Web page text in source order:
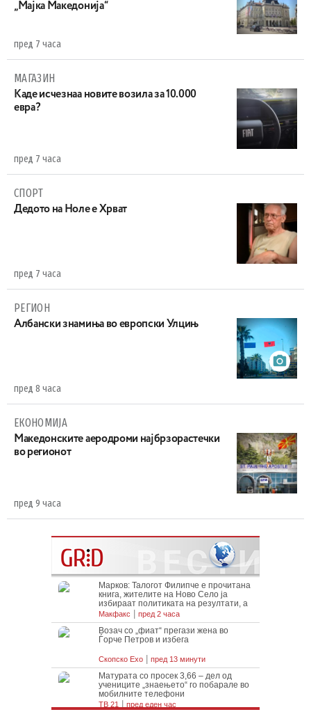
„Мајка Македонија“
пред 7 часа
МАГАЗИН
Каде исчезнаа новите возила за 10.000
евра?
пред 7 часа
СПОРТ
Дедото на Ноле е Хрват
пред 7 часа
РЕГИОН
Aлбански знамиња во европски Улцињ
пред 8 часа
ЕКОНОМИЈА
Maкедонските аеродроми најбрзорастечки
во регионот
пред 9 часа